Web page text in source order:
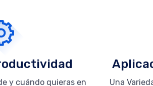
y cuándo quieras en Una